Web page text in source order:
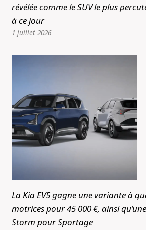
révélée comme le SUV le plus
à ce jour
1 juillet 2026
La Kia EV5 gagne une variante à
motrices pour 45 000 €, ainsi
Storm pour Sportage